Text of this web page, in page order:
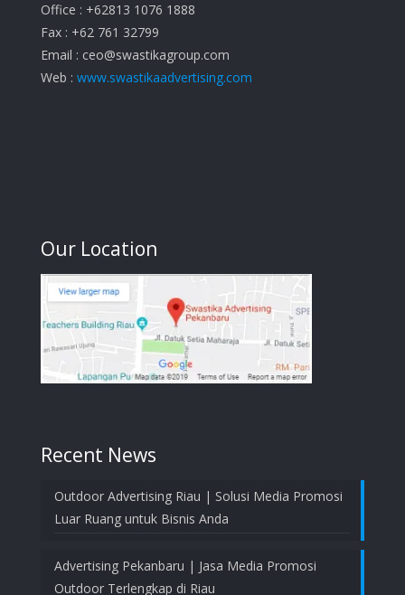
Office : +62813 1076 1888
Fax : +62 761 32799
Email : ceo@swastikagroup.com
Web : www.swastikaadvertising.com
Our Location
Recent News
Outdoor Advertising Riau | Solusi Media Promosi
Luar Ruang untuk Bisnis Anda
Advertising Pekanbaru | Jasa Media Promosi
Outdoor Terlengkap di Riau